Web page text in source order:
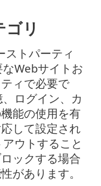
リ
ストパーティ
Webサイトお
ィで必要で
ログイン、カ
能の使用を有
して設定され
ウトすること
ックする場合
があります。